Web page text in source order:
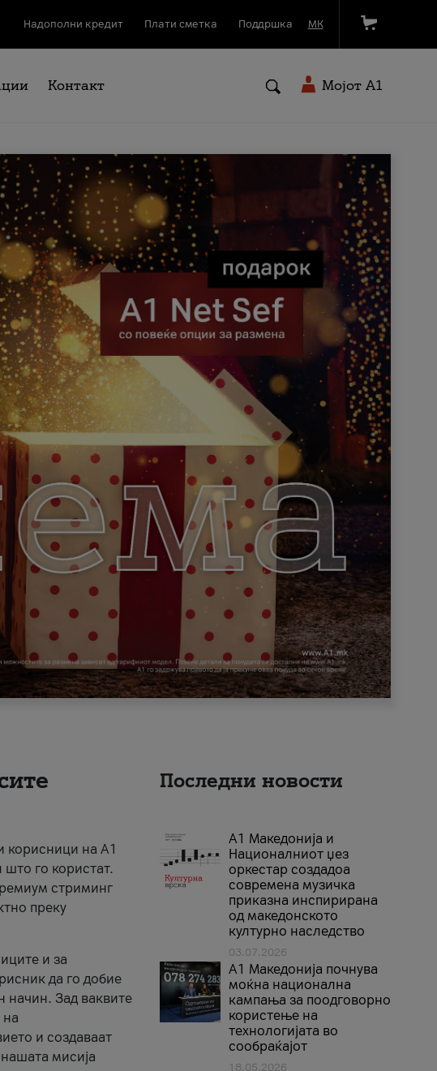
Надополни кредит Плати сметка Поддршка МК
Контакт Мојот A1
корисници на A1
го користат.
стриминг
преку
и за
да го добие
начин. Зад ваквите
на
и создаваат
мисија
Последни новости
А1 Македонија и
Националниот џез
оркестар создадоа
современа музичка
приказна инспирирана
од македонското
културно наследство
03.07.2026
A1 Македонија почнува
моќна национална
кампања за поодговорно
користење на
технологијата во
сообраќајот
18.05.2026